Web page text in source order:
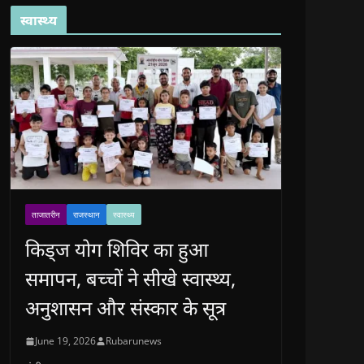
स्वास्थ्य
ताजातरीन राजस्थान स्वास्थ्य
किड्ज योग शिविर का हुआ
समापन, बच्चों ने सीखे स्वास्थ्य,
अनुशासन और संस्कार के सूत्र
June 19, 2026 Rubarunews